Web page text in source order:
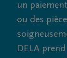
un
ou des
DELA